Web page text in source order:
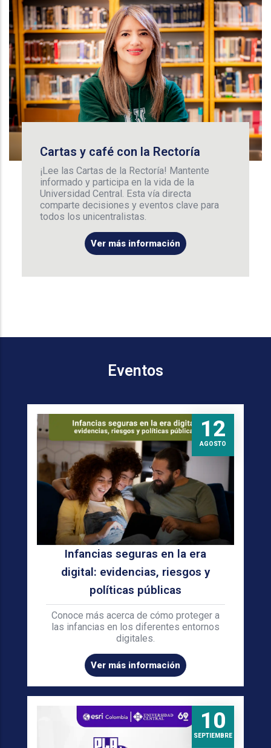
Cartas y café con la Rectoría
¡Lee las Cartas de la Rectoría! Mantente
informado y participa en la vida de la
Universidad Central. Esta vía directa
comparte decisiones y eventos clave para
todos los unicentralistas.
Ver más información
Eventos
12
AGOSTO
Infancias seguras en la era
digital: evidencias, riesgos y
políticas públicas
Conoce más acerca de cómo proteger a
las infancias en los diferentes entornos
digitales.
Ver más información
10
SEPTIEMBRE